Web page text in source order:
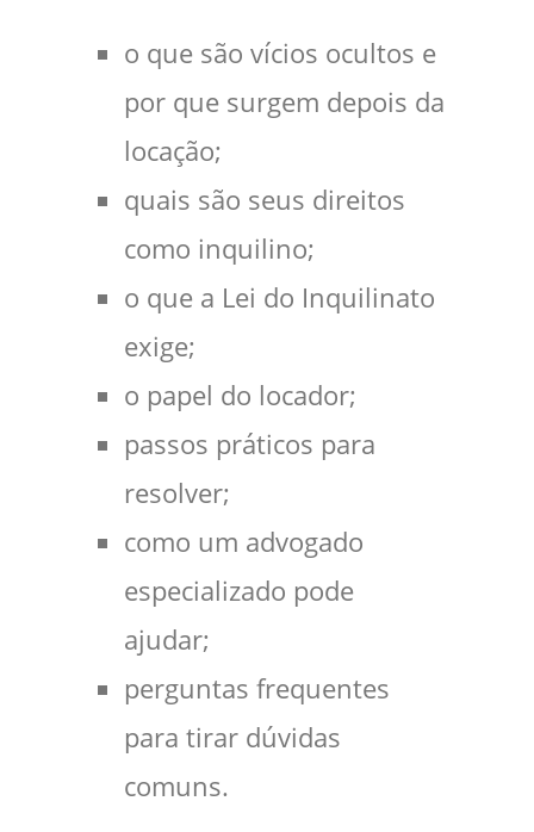
o que são vícios ocultos e
por que surgem depois da
locação;
quais são seus direitos
como inquilino;
o que a Lei do Inquilinato
exige;
o papel do locador;
passos práticos para
resolver;
como um advogado
especializado pode
ajudar;
perguntas frequentes
para tirar dúvidas
comuns.